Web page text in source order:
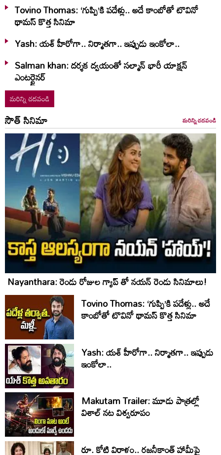
Tovino Thomas: ‘గుప్పి’కి పదేళ్లు.. అదే కాంబోతో టొవినో
థామస్‌ కొత్త సినిమా
Yash: యశ్ హీరోగా.. నిర్మాతగా.. ఇప్పుడు ఇంకోలా..
Salman khan: దర్శక ద్వయంతో సల్మాన్ భారీ యాక్షన్
ఎంటర్టైనర్
మరిన్ని చదవండి
సౌత్ సినిమా మరిన్ని చదవండి
Nayanthara: రెండు రోజుల గ్యాప్ తో నయన్ రెండు సినిమాలు!
Tovino Thomas: ‘గుప్పి’కి పదేళ్లు.. అదే
కాంబోతో టొవినో థామస్‌ కొత్త సినిమా
Yash: యశ్ హీరోగా.. నిర్మాతగా.. ఇప్పుడు
ఇంకోలా..
Makutam Trailer: మూడు పాత్రల్లో
విశాల్ నట విశ్వరూపం
రూ. కోటి విరాళం.. రజనీకాంత్ హామీపై